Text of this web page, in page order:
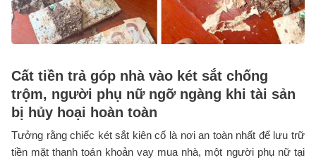
Cất tiền trả góp nhà vào két sắt chống
trộm, người phụ nữ ngỡ ngàng khi tài sản
bị hủy hoại hoàn toàn
Tưởng rằng chiếc két sắt kiên cố là nơi an toàn nhất để lưu trữ
tiền mặt thanh toán khoản vay mua nhà, một người phụ nữ tại